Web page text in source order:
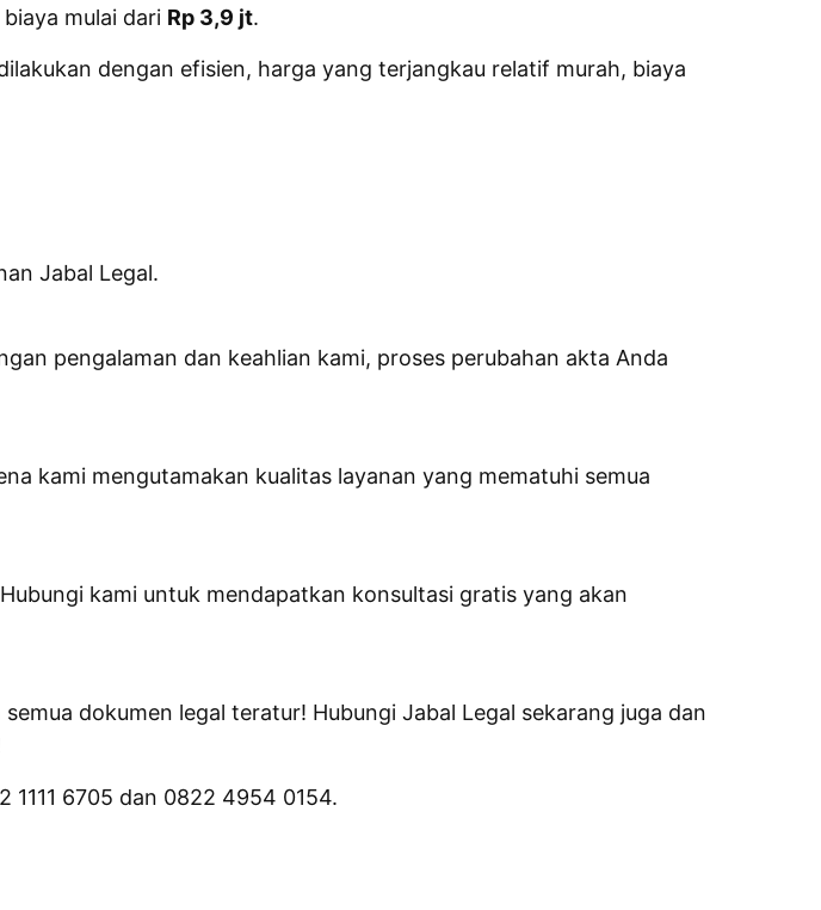
mulai dari Rp 3,9 jt.
dengan efisien, harga yang terjangkau relatif murah, biaya
Jabal Legal.
pengalaman dan keahlian kami, proses perubahan akta Anda
kami mengutamakan kualitas layanan yang mematuhi semua
kami untuk mendapatkan konsultasi gratis yang akan
dokumen legal teratur! Hubungi Jabal Legal sekarang juga dan
1111 6705 dan 0822 4954 0154.